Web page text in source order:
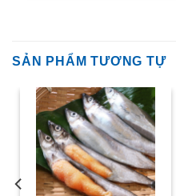
SẢN PHẨM TƯƠNG TỰ